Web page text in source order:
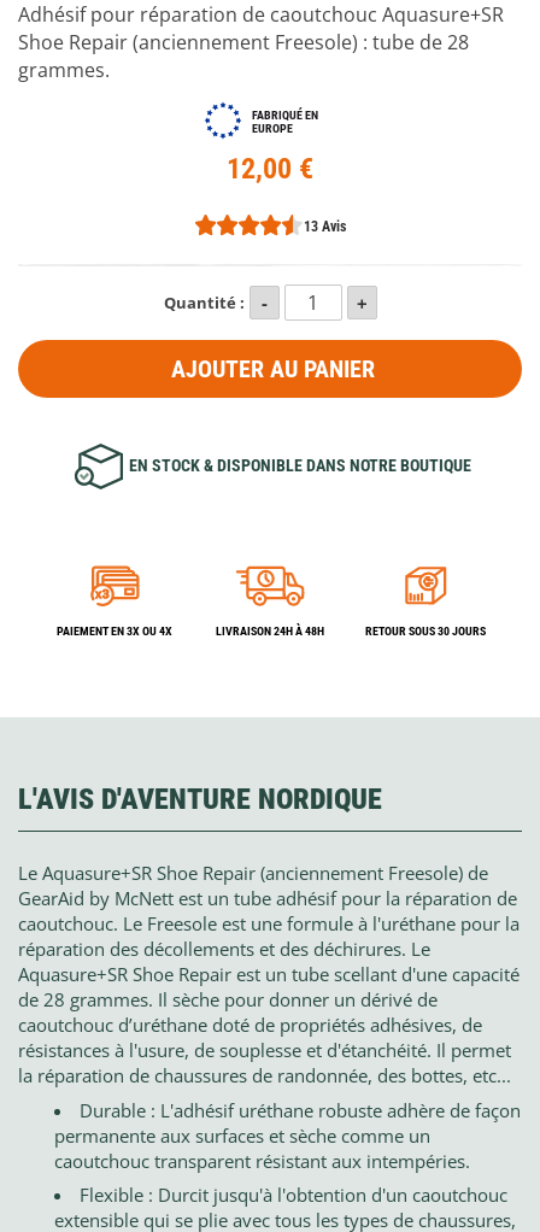
Adhésif pour réparation de caoutchouc Aquasure+SR
Shoe Repair (anciennement Freesole) : tube de 28
grammes.
FABRIQUÉ EN
EUROPE
12,00 €
13 Avis
Quantité :
AJOUTER AU PANIER
EN STOCK & DISPONIBLE DANS NOTRE BOUTIQUE
PAIEMENT EN 3X OU 4X LIVRAISON 24H À 48H RETOUR SOUS 30 JOURS
L'AVIS D'AVENTURE NORDIQUE
Le Aquasure+SR Shoe Repair (anciennement Freesole) de
GearAid by McNett est un tube adhésif pour la réparation de
caoutchouc. Le Freesole est une formule à l'uréthane pour la
réparation des décollements et des déchirures. Le
Aquasure+SR Shoe Repair est un tube scellant d'une capacité
de 28 grammes. Il sèche pour donner un dérivé de
caoutchouc d’uréthane doté de propriétés adhésives, de
résistances à l'usure, de souplesse et d'étanchéité. Il permet
la réparation de chaussures de randonnée, des bottes, etc...
Durable : L'adhésif uréthane robuste adhère de façon
permanente aux surfaces et sèche comme un
caoutchouc transparent résistant aux intempéries.
Flexible : Durcit jusqu'à l'obtention d'un caoutchouc
extensible qui se plie avec tous les types de chaussures,